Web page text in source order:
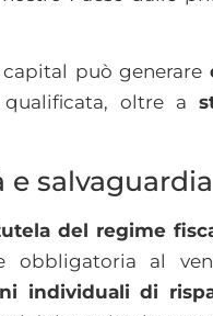
può generare
oltre a
del regime
obbligatoria al
individuali di